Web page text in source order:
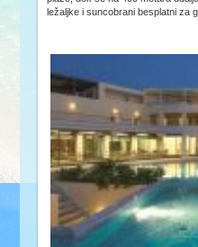
ležaljke i suncobrani besplatni za